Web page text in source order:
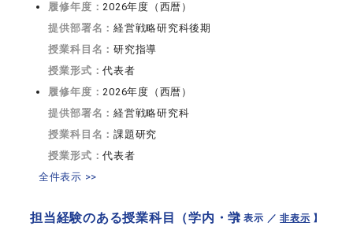
履修年度：2026年度（西暦）
提供部署名：経営戦略研究科後期
授業科目名：研究指導
授業形式：代表者
履修年度：2026年度（西暦）
提供部署名：経営戦略研究科
授業科目名：課題研究
授業形式：代表者
全件表示 >>
担当経験のある授業科目（学内・学【 表示 ／非表示 】